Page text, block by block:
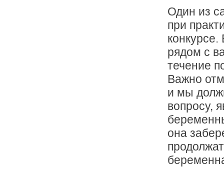
Один из
при
конкурсе.
рядом с
течение
Важно
и мы
вопросу,
она